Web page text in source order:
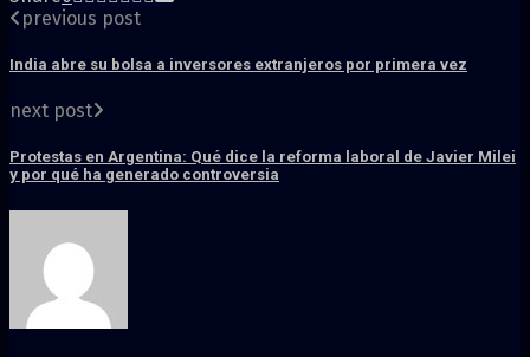
previous post
India abre su bolsa a inversores extranjeros por primera vez
next post
Protestas en Argentina: Qué dice la reforma laboral de Javier Milei
y por qué ha generado controversia